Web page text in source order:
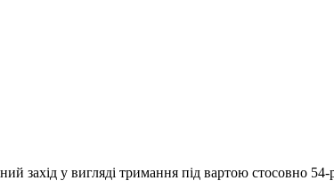
захід у вигляді тримання під вартою стосовно